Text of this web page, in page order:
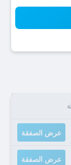
عرض الصفقة
عرض الصفقة